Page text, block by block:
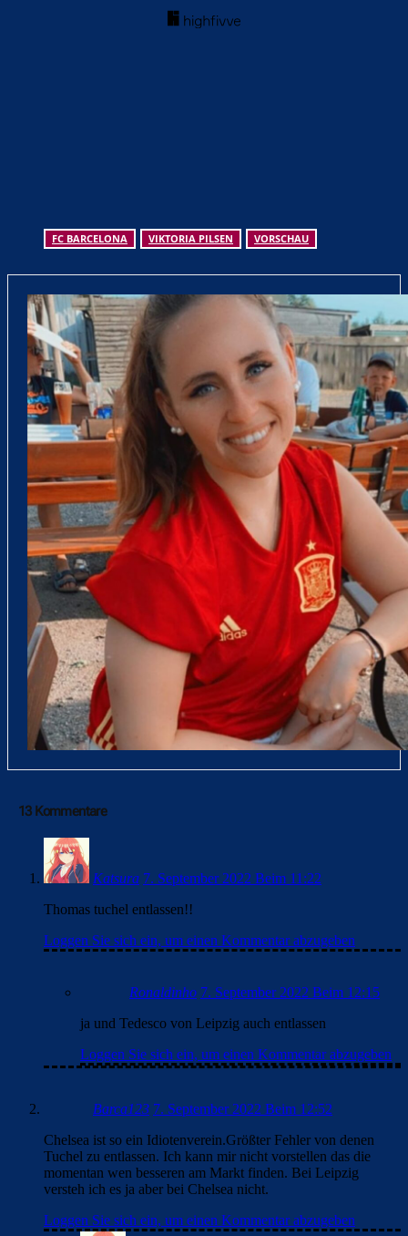
FC BARCELONA VIKTORIA PILSEN VORSCHAU
13 Kommentare
Katsura 7. September 2022 Beim 11:22
Thomas tuchel entlassen!!
Loggen Sie sich ein, um einen Kommentar abzugeben
Ronaldinho 7. September 2022 Beim 12:15
ja und Tedesco von Leipzig auch entlassen
Loggen Sie sich ein, um einen Kommentar abzugeben
Barca123 7. September 2022 Beim 12:52
Chelsea ist so ein Idiotenverein.Größter Fehler von denen
Tuchel zu entlassen. Ich kann mir nicht vorstellen das die
momentan wen besseren am Markt finden. Bei Leipzig
versteh ich es ja aber bei Chelsea nicht.
Loggen Sie sich ein, um einen Kommentar abzugeben